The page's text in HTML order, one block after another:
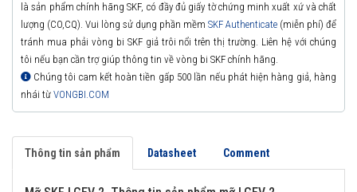
là sản phẩm chính hãng SKF, có đầy đủ giấy tờ chứng minh xuất xứ và chất
lượng (CO,CQ). Vui lòng sử dụng phần mềm SKF Authenticate (miễn phí) để
tránh mua phải vòng bi SKF giả trôi nổi trên thị trường. Liên hệ với chúng
tôi nếu bạn cần trợ giúp thông tin về vòng bi SKF chính hãng.
Chúng tôi cam kết hoàn tiền gấp 500 lần nếu phát hiện hàng giả, hàng
nhái từ VONGBI.COM
Thông tin sản phẩm Datasheet Comment